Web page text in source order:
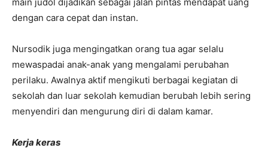
dengan cara cepat dan instan.
Nursodik juga mengingatkan orang tua agar selalu
mewaspadai anak-anak yang mengalami perubahan
perilaku. Awalnya aktif mengikuti berbagai kegiatan di
sekolah dan luar sekolah kemudian berubah lebih sering
menyendiri dan mengurung diri di dalam kamar.
Kerja keras